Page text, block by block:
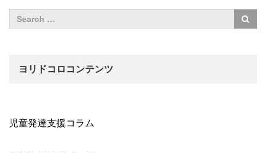
ヨリドコロコンテンツ
児童発達支援コラム